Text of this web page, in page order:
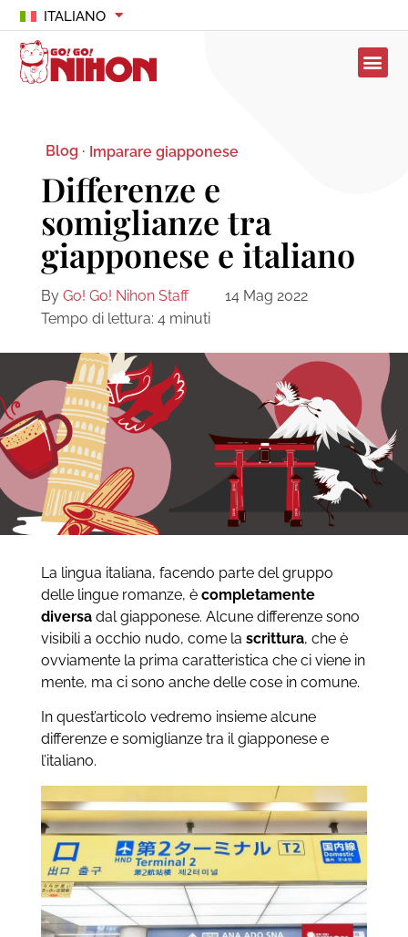
ITALIANO
Blog · Imparare giapponese
Differenze e
somiglianze tra
giapponese e italiano
By Go! Go! Nihon Staff
14 Mag 2022
Tempo di lettura: 4 minuti
La lingua italiana, facendo parte del gruppo
delle lingue romanze, è completamente
diversa dal giapponese. Alcune differenze sono
visibili a occhio nudo, come la scrittura, che è
ovviamente la prima caratteristica che ci viene in
mente, ma ci sono anche delle cose in comune.
In quest’articolo vedremo insieme alcune
differenze e somiglianze tra il giapponese e
l’italiano.